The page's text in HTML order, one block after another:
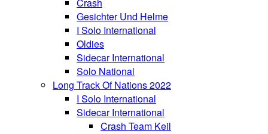
Gesichter Und Helme
I Solo International
Oldies
Sidecar International
Solo National
Long Track Of Nations 2022
I Solo International
Sidecar International
Crash Team Keil